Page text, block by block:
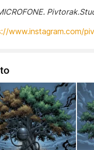
www.instagram.com/